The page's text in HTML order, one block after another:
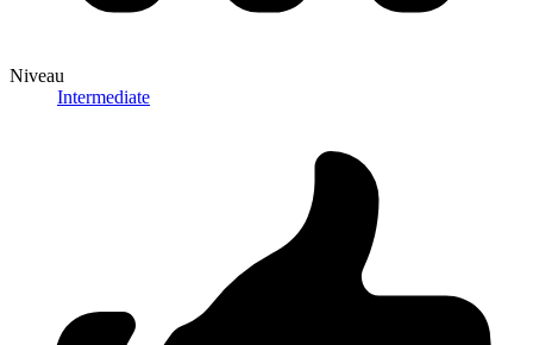
Niveau
Intermediate